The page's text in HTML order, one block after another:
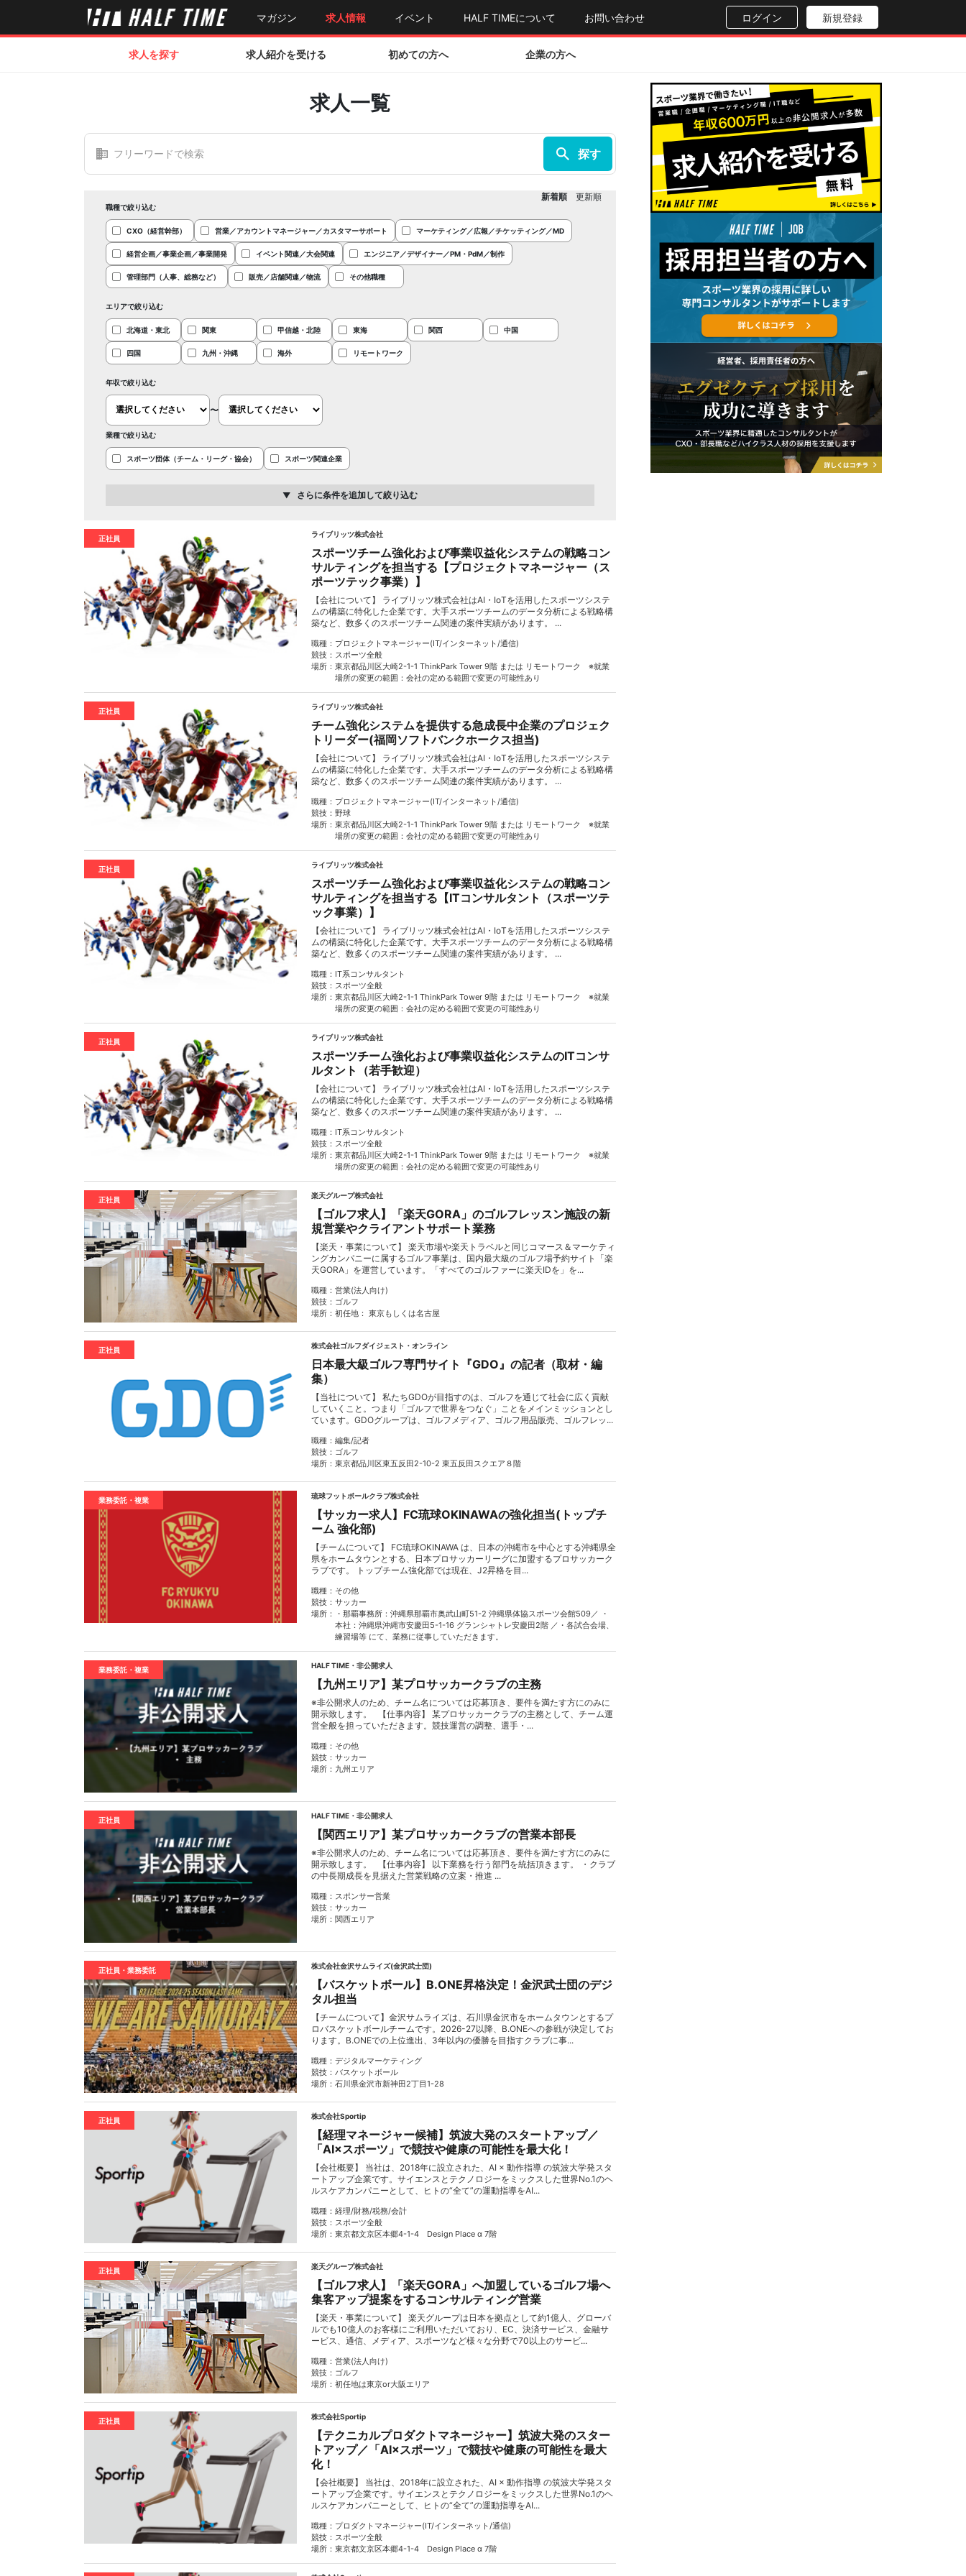
マガジン 求人情報 イベント HALF TIMEについて お問い合わせ ログイン 新規登録
求人を探す 求人紹介を受ける 初めての方へ 企業の方へ
求人一覧
新着順 更新順
職種で絞り込む
CXO（経営幹部） 営業／アカウントマネージャー／カスタマーサポート マーケティング／広報／チケッティング／MD
経営企画／事業企画／事業開発 イベント関連／大会関連 エンジニア／デザイナー／PM・PdM／制作
管理部門（人事、総務など） 販売／店舗関連／物流 その他職種
エリアで絞り込む
北海道・東北 関東 甲信越・北陸 東海 関西 中国
四国 九州・沖縄 海外 リモートワーク
年収で絞り込む
〜
業種で絞り込む
スポーツ団体（チーム・リーグ・協会） スポーツ関連企業
さらに条件を追加して絞り込む
正社員 ライブリッツ株式会社
スポーツチーム強化および事業収益化システムの戦略コン
サルティングを担当する【プロジェクトマネージャー（ス
ポーツテック事業）】
【会社について】 ライブリッツ株式会社はAI・IoTを活用したスポーツシステ
ムの構築に特化した企業です。大手スポーツチームのデータ分析による戦略構
築など、数多くのスポーツチーム関連の案件実績があります。 ...
職種
プロジェクトマネージャー(IT/インターネット/通信)
競技
スポーツ全般
場所
東京都品川区大崎2-1-1 ThinkPark Tower 9階 または リモートワーク ※就業
場所の変更の範囲：会社の定める範囲で変更の可能性あり
正社員 ライブリッツ株式会社
チーム強化システムを提供する急成長中企業のプロジェク
トリーダー(福岡ソフトバンクホークス担当)
【会社について】 ライブリッツ株式会社はAI・IoTを活用したスポーツシステ
ムの構築に特化した企業です。大手スポーツチームのデータ分析による戦略構
築など、数多くのスポーツチーム関連の案件実績があります。 ...
職種
プロジェクトマネージャー(IT/インターネット/通信)
競技
野球
場所
東京都品川区大崎2-1-1 ThinkPark Tower 9階 または リモートワーク ※就業
場所の変更の範囲：会社の定める範囲で変更の可能性あり
正社員 ライブリッツ株式会社
スポーツチーム強化および事業収益化システムの戦略コン
サルティングを担当する【ITコンサルタント（スポーツテ
ック事業）】
【会社について】 ライブリッツ株式会社はAI・IoTを活用したスポーツシステ
ムの構築に特化した企業です。大手スポーツチームのデータ分析による戦略構
築など、数多くのスポーツチーム関連の案件実績があります。 ...
職種
IT系コンサルタント
競技
スポーツ全般
場所
東京都品川区大崎2-1-1 ThinkPark Tower 9階 または リモートワーク ※就業
場所の変更の範囲：会社の定める範囲で変更の可能性あり
正社員 ライブリッツ株式会社
スポーツチーム強化および事業収益化システムのITコンサ
ルタント（若手歓迎）
【会社について】 ライブリッツ株式会社はAI・IoTを活用したスポーツシステ
ムの構築に特化した企業です。大手スポーツチームのデータ分析による戦略構
築など、数多くのスポーツチーム関連の案件実績があります。 ...
職種
IT系コンサルタント
競技
スポーツ全般
場所
東京都品川区大崎2-1-1 ThinkPark Tower 9階 または リモートワーク ※就業
場所の変更の範囲：会社の定める範囲で変更の可能性あり
正社員 楽天グループ株式会社
【ゴルフ求人】「楽天GORA」のゴルフレッスン施設の新
規営業やクライアントサポート業務
【楽天・事業について】 楽天市場や楽天トラベルと同じコマース＆マーケティ
ングカンパニーに属するゴルフ事業は、国内最大級のゴルフ場予約サイト「楽
天GORA」を運営しています。「すべてのゴルファーに楽天IDを」を...
職種
営業(法人向け)
競技
ゴルフ
場所
初任地： 東京もしくは名古屋
正社員 株式会社ゴルフダイジェスト・オンライン
日本最大級ゴルフ専門サイト『GDO』の記者（取材・編
集）
【当社について】 私たちGDOが目指すのは、ゴルフを通じて社会に広く貢献
していくこと。つまり「ゴルフで世界をつなぐ」ことをメインミッションとし
ています。GDOグループは、ゴルフメディア、ゴルフ用品販売、ゴルフレッ...
職種
編集/記者
競技
ゴルフ
場所
東京都品川区東五反田2-10-2 東五反田スクエア８階
業務委託・複業 琉球フットボールクラブ株式会社
【サッカー求人】FC琉球OKINAWAの強化担当(トップチ
ーム 強化部)
【チームについて】 FC琉球OKINAWA は、日本の沖縄市を中心とする沖縄県全
県をホームタウンとする、日本プロサッカーリーグに加盟するプロサッカーク
ラブです。 トップチーム強化部では現在、J2昇格を目...
職種
その他
競技
サッカー
場所
・那覇事務所：沖縄県那覇市奥武山町51-2 沖縄県体協スポーツ会館509／ ・
本社：沖縄県沖縄市安慶田5-1-16 グランシャトレ安慶田2階 ／・各試合会場、
練習場等 にて、業務に従事していただきます。
業務委託・複業 HALF TIME・非公開求人
【九州エリア】某プロサッカークラブの主務
※非公開求人のため、チーム名については応募頂き、要件を満たす方にのみに
開示致します。 【仕事内容】 某プロサッカークラブの主務として、チーム運
営全般を担っていただきます。競技運営の調整、選手・...
職種
その他
競技
サッカー
場所
九州エリア
正社員 HALF TIME・非公開求人
【関西エリア】某プロサッカークラブの営業本部長
※非公開求人のため、チーム名については応募頂き、要件を満たす方にのみに
開示致します。 【仕事内容】 以下業務を行う部門を統括頂きます。 ・クラブ
の中長期成長を見据えた営業戦略の立案・推進 ...
職種
スポンサー営業
競技
サッカー
場所
関西エリア
正社員・業務委託 株式会社金沢サムライズ(金沢武士団)
【バスケットボール】B.ONE昇格決定！金沢武士団のデジ
タル担当
【チームについて】金沢サムライズは、石川県金沢市をホームタウンとするプ
ロバスケットボールチームです。2026-27以降、B.ONEへの参戦が決定してお
ります。B.ONEでの上位進出、3年以内の優勝を目指すクラブに事...
職種
デジタルマーケティング
競技
バスケットボール
場所
石川県金沢市新神田2丁目1-28
正社員 株式会社Sportip
【経理マネージャー候補】筑波大発のスタートアップ／
「AI×スポーツ」で競技や健康の可能性を最大化！
【会社概要】 当社は、2018年に設立された、AI × 動作指導 の筑波大学発スタ
ートアップ企業です。サイエンスとテクノロジーをミックスした世界No.1のヘ
ルスケアカンパニーとして、ヒトの“全て”の運動指導をAI...
職種
経理/財務/税務/会計
競技
スポーツ全般
場所
東京都文京区本郷4-1-4 Design Place α 7階
正社員 楽天グループ株式会社
【ゴルフ求人】「楽天GORA」へ加盟しているゴルフ場へ
集客アップ提案をするコンサルティング営業
【楽天・事業について】 楽天グループは日本を拠点として約1億人、グローバ
ルでも10億人のお客様にご利用いただいており、EC、決済サービス、金融サ
ービス、通信、メディア、スポーツなど様々な分野で70以上のサービ...
職種
営業(法人向け)
競技
ゴルフ
場所
初任地は東京or大阪エリア
正社員 株式会社Sportip
【テクニカルプロダクトマネージャー】筑波大発のスター
トアップ／「AI×スポーツ」で競技や健康の可能性を最大
化！
【会社概要】 当社は、2018年に設立された、AI × 動作指導 の筑波大学発スタ
ートアップ企業です。サイエンスとテクノロジーをミックスした世界No.1のヘ
ルスケアカンパニーとして、ヒトの“全て”の運動指導をAI...
職種
プロダクトマネージャー(IT/インターネット/通信)
競技
スポーツ全般
場所
東京都文京区本郷4-1-4 Design Place α 7階